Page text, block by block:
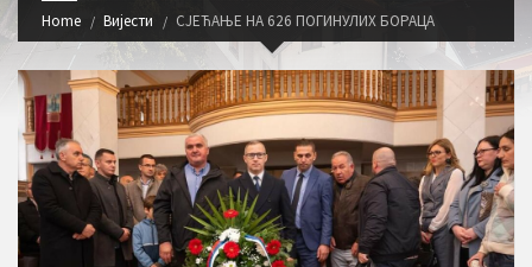
Home Вијести СЈЕЋАЊЕ НА 626 ПОГИНУЛИХ БОРАЦА